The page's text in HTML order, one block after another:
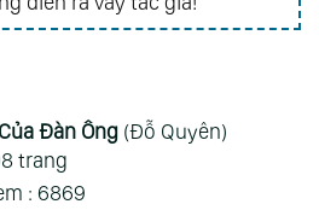
lúc muốn côi mà không
xem rivew, giờ có cái app này
Đàn Ông(Đỗ Quyên)
trang
: 6869